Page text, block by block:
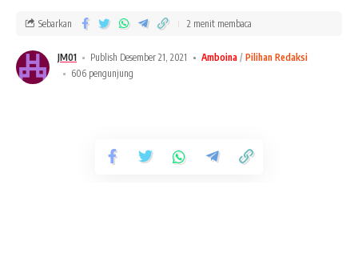
JM01 Publish Desember 21, 2021 Amboina
Pilihan Redaksi
606 pengunjung
Sebarkan 2 menit membaca